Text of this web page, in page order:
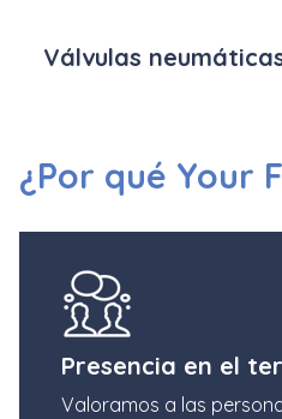
Válvulas
¿Por qué Your
Presencia en el
Valoramos a las